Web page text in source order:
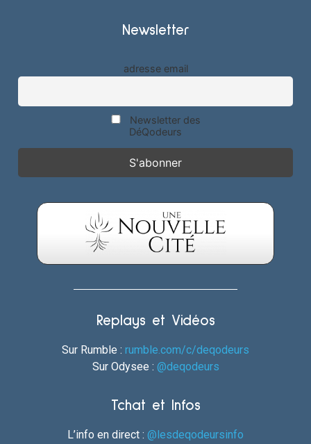
Newsletter
adresse email
Newsletter des
DéQodeurs
Replays et Vidéos
Sur Rumble : rumble.com/c/deqodeurs
Sur Odysee : @deqodeurs
Tchat et Infos
L’info en direct : @lesdeqodeursinfo